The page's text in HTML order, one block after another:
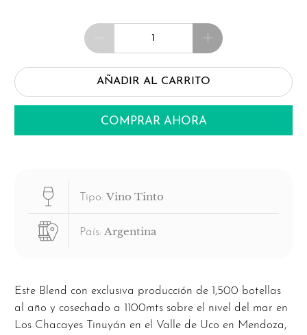
Cantidad
AÑADIR AL CARRITO
COMPRAR AHORA
Tipo: Vino Tinto
País: Argentina
Este Blend con exclusiva producción de 1,500 botellas
al año y cosechado a 1100mts sobre el nivel del mar en
Los Chacayes Tinuyán en el Valle de Uco en Mendoza,